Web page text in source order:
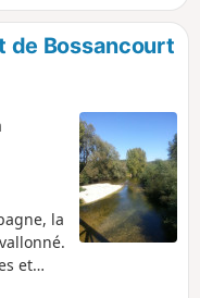
de Bossancourt
la
et